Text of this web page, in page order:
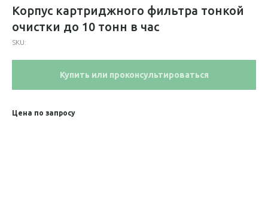
Корпус картриджного фильтра тонкой
очистки до 10 тонн в час
SKU:
Купить или проконсультироваться
Цена по запросу